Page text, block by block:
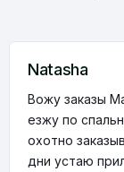
Natasha
Вожу заказы
езжу по
охотно
дни устаю